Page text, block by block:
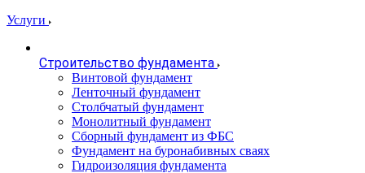
Услуги
Строительство фундамента
Винтовой фундамент
Ленточный фундамент
Столбчатый фундамент
Монолитный фундамент
Сборный фундамент из ФБС
Фундамент на буронабивных сваях
Гидроизоляция фундамента